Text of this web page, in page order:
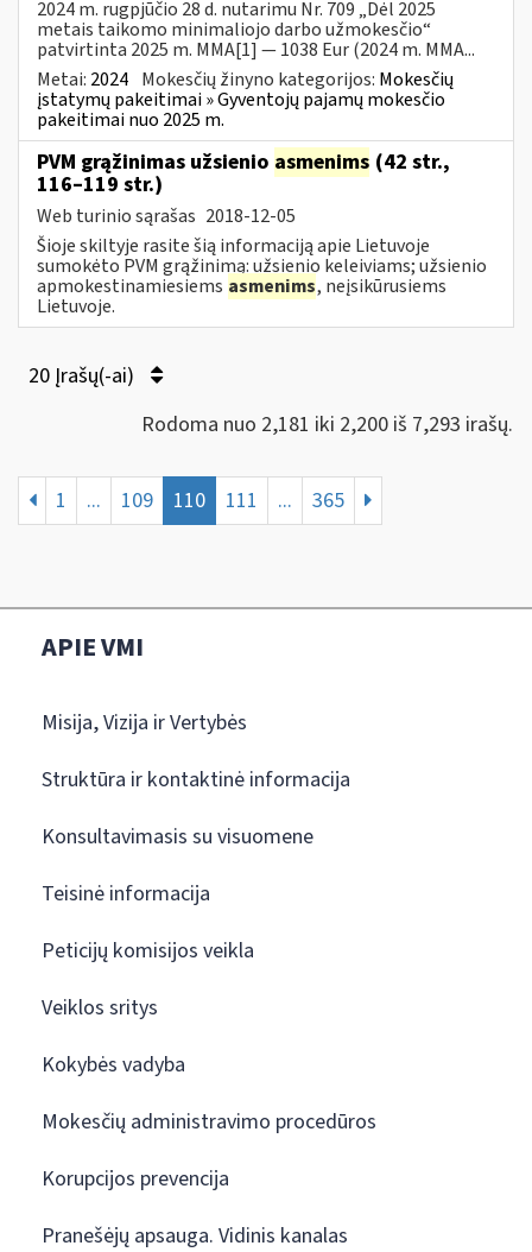
2024 m. rugpjūčio 28 d. nutarimu Nr. 709 „Dėl 2025
metais taikomo minimaliojo darbo užmokesčio“
patvirtinta 2025 m. MMA[1] — 1038 Eur (2024 m. MMA...
Metai: 2024 Mokesčių žinyno kategorijos: Mokesčių
įstatymų pakeitimai » Gyventojų pajamų mokesčio
pakeitimai nuo 2025 m.
PVM grąžinimas užsienio asmenims (42 str.,
116–119 str.)
Web turinio sąrašas 2018-12-05
Šioje skiltyje rasite šią informaciją apie Lietuvoje
sumokėto PVM grąžinimą: užsienio keleiviams; užsienio
apmokestinamiesiems asmenims, neįsikūrusiems
Lietuvoje.
20 Įrašų(-ai)
Rodoma nuo 2,181 iki 2,200 iš 7,293 irašų.
1 ... 109 110 111 ... 365
APIE VMI
Misija, Vizija ir Vertybės
Struktūra ir kontaktinė informacija
Konsultavimasis su visuomene
Teisinė informacija
Peticijų komisijos veikla
Veiklos sritys
Kokybės vadyba
Mokesčių administravimo procedūros
Korupcijos prevencija
Pranešėjų apsauga. Vidinis kanalas